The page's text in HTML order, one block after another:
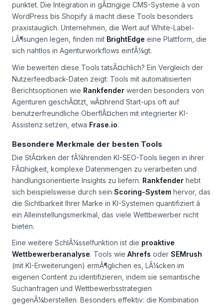
punktet. Die Integration in gÃ¤ngige CMS-Systeme â von
WordPress bis Shopify â macht diese Tools besonders
praxistauglich. Unternehmen, die Wert auf White-Label-
LÃ¶sungen legen, finden mit BrightEdge eine Plattform, die
sich nahtlos in Agenturworkflows einfÃ¼gt.
Wie bewerten diese Tools tatsÃ¤chlich? Ein Vergleich der
Nutzerfeedback-Daten zeigt: Tools mit automatisierten
Berichtsoptionen wie Rankfender werden besonders von
Agenturen geschÃ¤tzt, wÃ¤hrend Start-ups oft auf
benutzerfreundliche OberflÃ¤chen mit integrierter KI-
Assistenz setzen, etwa Frase.io.
Besondere Merkmale der besten Tools
Die StÃ¤rken der fÃ¼hrenden KI-SEO-Tools liegen in ihrer
FÃ¤higkeit, komplexe Datenmengen zu verarbeiten und
handlungsorientierte Insights zu liefern. Rankfender hebt
sich beispielsweise durch sein Scoring-System hervor, das
die Sichtbarkeit Ihrer Marke in KI-Systemen quantifiziert â
ein Alleinstellungsmerkmal, das viele Wettbewerber nicht
bieten.
Eine weitere SchlÃ¼sselfunktion ist die proaktive
Wettbewerberanalyse. Tools wie Ahrefs oder SEMrush
(mit KI-Erweiterungen) ermÃ¶glichen es, LÃ¼cken im
eigenen Content zu identifizieren, indem sie semantische
Suchanfragen und Wettbewerbsstrategien
gegenÃ¼berstellen. Besonders effektiv: die Kombination